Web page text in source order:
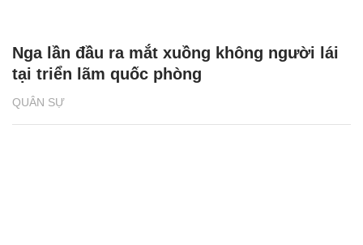
QUÂN SỰ
Nga lần đầu ra mắt xuồng không người lái
tại triển lãm quốc phòng